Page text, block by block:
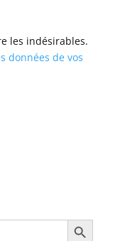
les indésirables.
données de vos
Search Button